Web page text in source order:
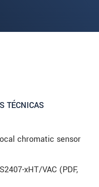
TÉCNICAS
chromatic sensor
xHT/VAC (PDF,